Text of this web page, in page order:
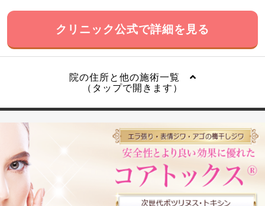
クリニック公式で詳細を見る
院の住所と他の施術一覧
（タップで開きます）